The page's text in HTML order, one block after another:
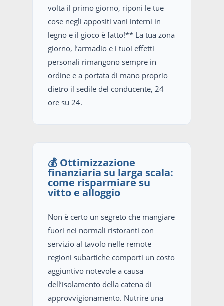
volta il primo giorno, riponi le tue
cose negli appositi vani interni in
legno e il gioco è fatto!** La tua zona
giorno, l’armadio e i tuoi effetti
personali rimangono sempre in
ordine e a portata di mano proprio
dietro il sedile del conducente, 24
ore su 24.
💰 Ottimizzazione
finanziaria su larga scala:
come risparmiare su
vitto e alloggio
Non è certo un segreto che mangiare
fuori nei normali ristoranti con
servizio al tavolo nelle remote
regioni subartiche comporti un costo
aggiuntivo notevole a causa
dell’isolamento della catena di
approvvigionamento. Nutrire una